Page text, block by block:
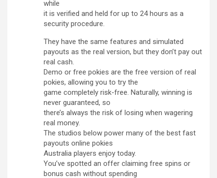
while
it is verified and held for up to 24 hours as a
security procedure.
They have the same features and simulated
payouts as the real version, but they don’t pay out
real cash.
Demo or free pokies are the free version of real
pokies, allowing you to try the
game completely risk-free. Naturally, winning is
never guaranteed, so
there’s always the risk of losing when wagering
real money.
The studios below power many of the best fast
payouts online pokies
Australia players enjoy today.
You’ve spotted an offer claiming free spins or
bonus cash without spending